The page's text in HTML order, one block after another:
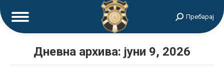
Search:Пребарај
Дневна архива: јуни 9, 2026